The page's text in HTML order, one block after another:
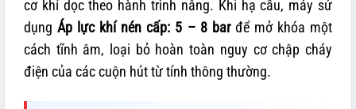
cơ khí dọc theo hành trình nâng. Khi hạ cầu, máy sử
dụngÁp lực khí nén cấp: 5 – 8 barđể mở khóa một
cách tĩnh âm, loại bỏ hoàn toàn nguy cơ chập cháy
điện của các cuộn hút từ tính thông thường.